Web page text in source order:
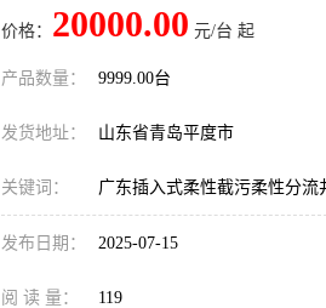
价格： 20000.00 元/台 起
产品数量： 9999.00台
发货地址： 山东省青岛平度市
关键词： 广东插入式柔性截污柔性分流
发布日期： 2025-07-15
阅 读 量： 119